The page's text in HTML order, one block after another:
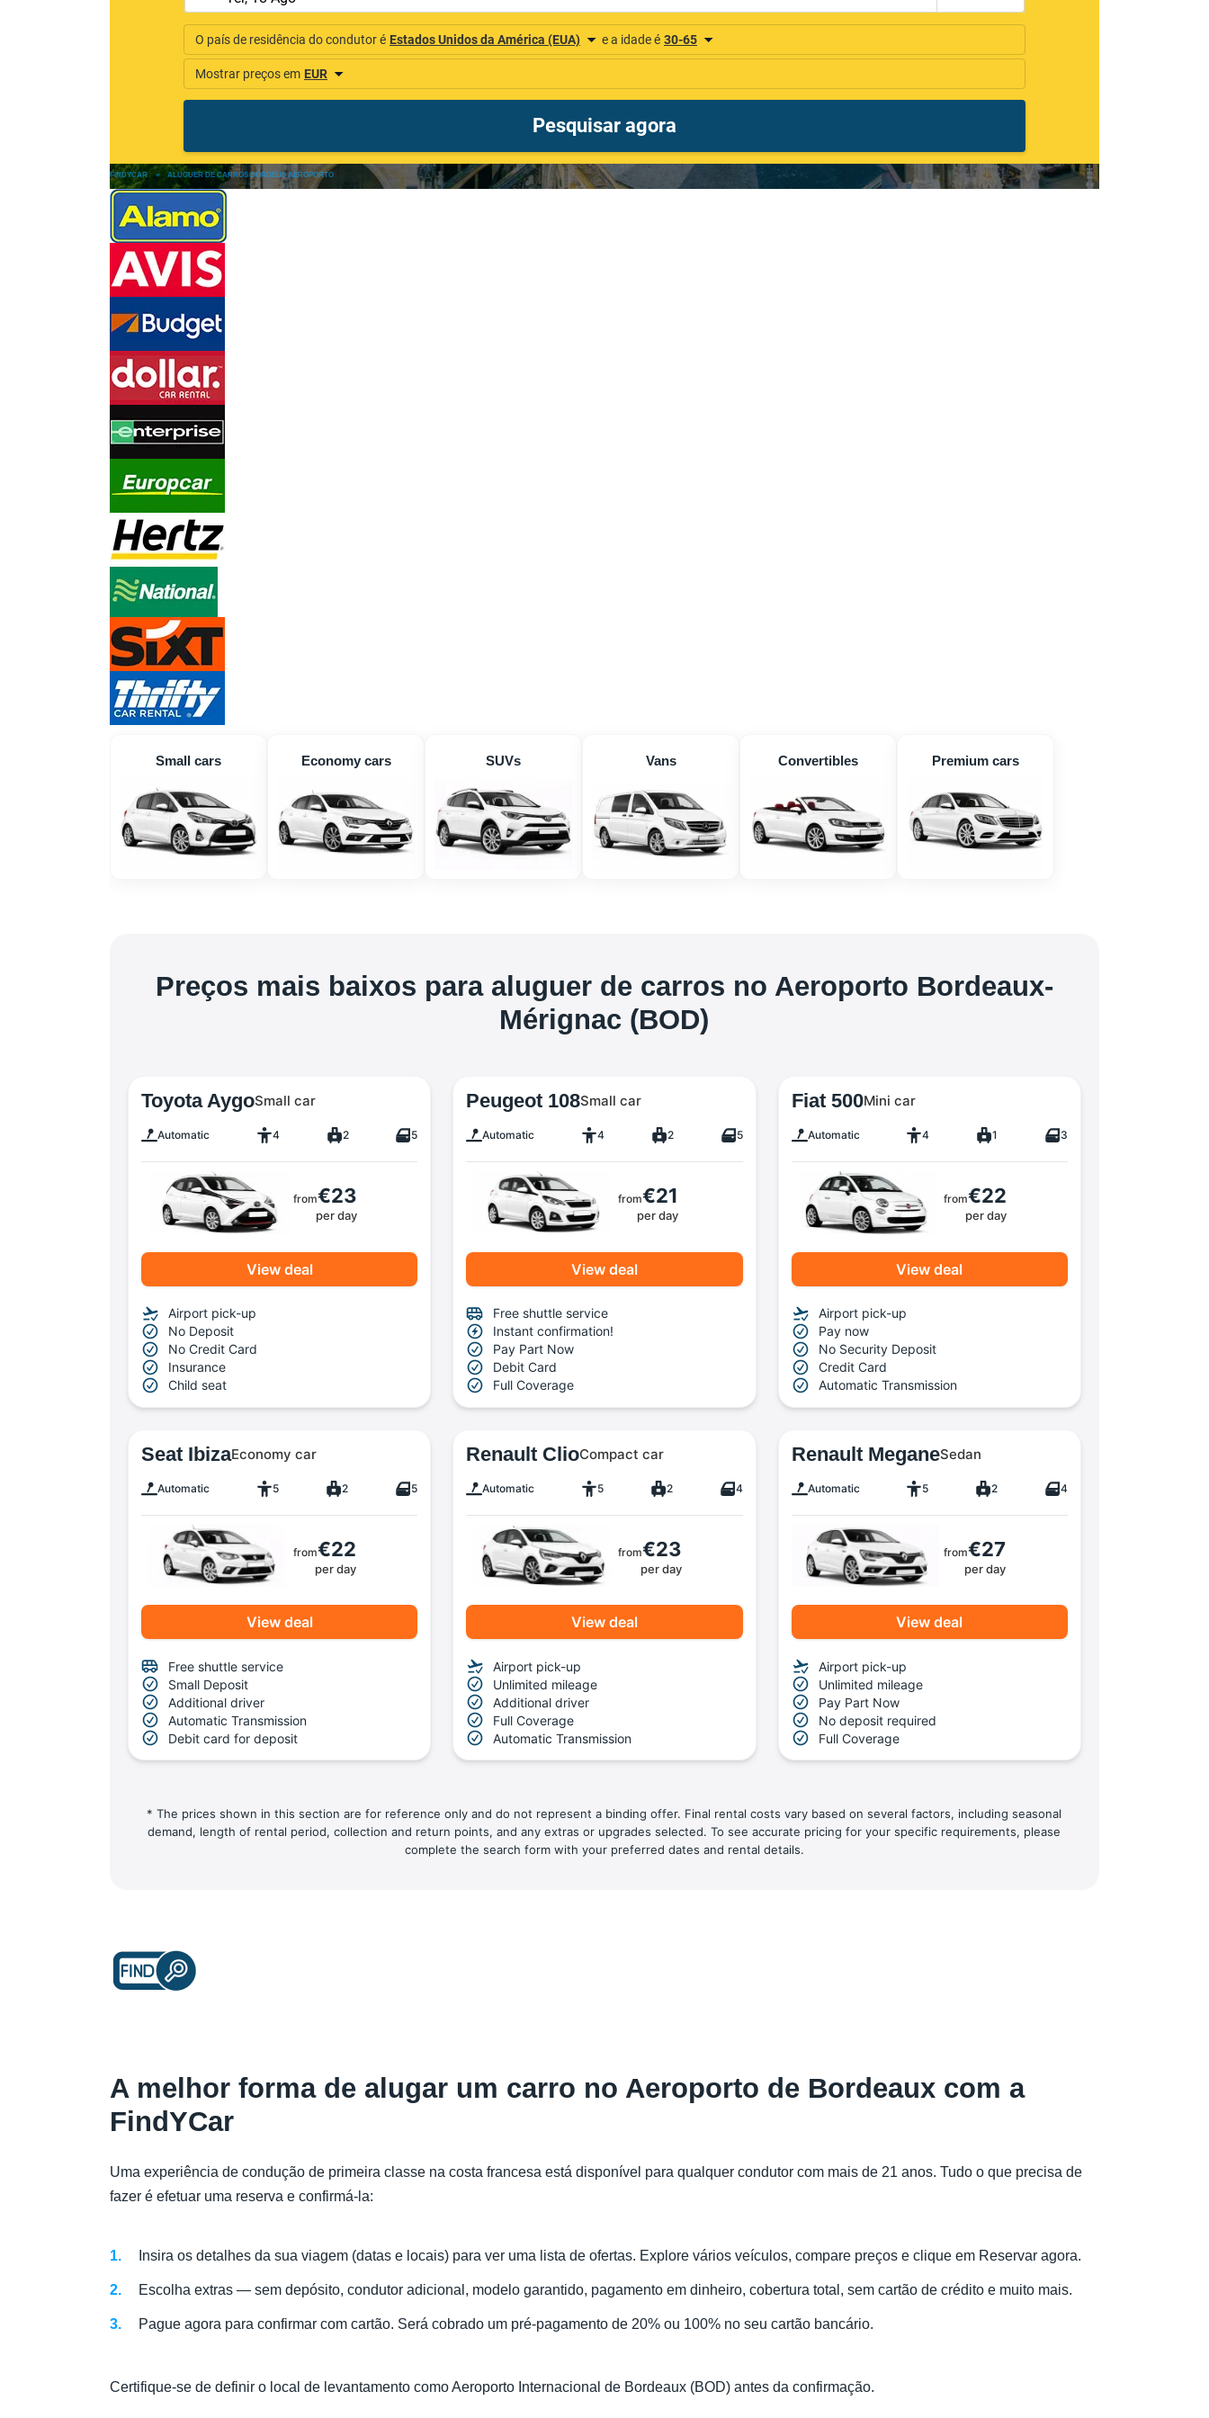
FINDYCAR » ALUGUER DE CARROS BORDÉUS AEROPORTO
Small cars Economy cars SUVs Vans Convertibles Premium cars
Preços mais baixos para aluguer de carros no Aeroporto Bordeaux-
Mérignac (BOD)
Toyota AygoSmall car
Automatic 4 2 5
from€23
per day
View deal
Airport pick-up
No Deposit
No Credit Card
Insurance
Child seat
Peugeot 108Small car
Automatic 4 2 5
from€21
per day
View deal
Free shuttle service
Instant confirmation!
Pay Part Now
Debit Card
Full Coverage
Fiat 500Mini car
Automatic 4 1 3
from€22
per day
View deal
Airport pick-up
Pay now
No Security Deposit
Credit Card
Automatic Transmission
Seat IbizaEconomy car
Automatic 5 2 5
from€22
per day
View deal
Free shuttle service
Small Deposit
Additional driver
Automatic Transmission
Debit card for deposit
Renault ClioCompact car
Automatic 5 2 4
from€23
per day
View deal
Airport pick-up
Unlimited mileage
Additional driver
Full Coverage
Automatic Transmission
Renault MeganeSedan
Automatic 5 2 4
from€27
per day
View deal
Airport pick-up
Unlimited mileage
Pay Part Now
No deposit required
Full Coverage
* The prices shown in this section are for reference only and do not represent a binding offer. Final rental costs vary based on several factors, including seasonal
demand, length of rental period, collection and return points, and any extras or upgrades selected. To see accurate pricing for your specific requirements, please
complete the search form with your preferred dates and rental details.
A melhor forma de alugar um carro no Aeroporto de Bordeaux com a
FindYCar
Uma experiência de condução de primeira classe na costa francesa está disponível para qualquer condutor com mais de 21 anos. Tudo o que precisa de
fazer é efetuar uma reserva e confirmá-la:
Insira os detalhes da sua viagem (datas e locais) para ver uma lista de ofertas. Explore vários veículos, compare preços e clique em Reservar agora.
Escolha extras — sem depósito, condutor adicional, modelo garantido, pagamento em dinheiro, cobertura total, sem cartão de crédito e muito mais.
Pague agora para confirmar com cartão. Será cobrado um pré-pagamento de 20% ou 100% no seu cartão bancário.
Certifique-se de definir o local de levantamento como Aeroporto Internacional de Bordeaux (BOD) antes da confirmação.